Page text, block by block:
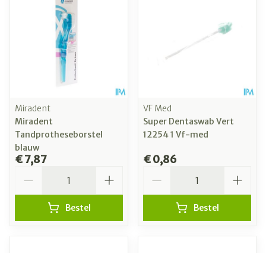
Miradent
Miradent
Tandprotheseborstel
blauw
€ 7,87
Bestel
VF Med
Super Dentaswab Vert
12254 1 Vf-med
€ 0,86
Bestel